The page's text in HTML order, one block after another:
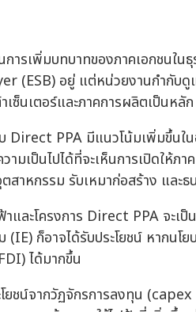
ารเพิ่มบทบาทของภาคเอกชนใน
(ESB) อยู่ แต่หน่วยงานกำกับดู
ซ็นเตอร์และภาคการผลิตเป็นหลัก
Direct PPA มีแนวโน้มเพิ่มขึ้นใ
ป็นไปได้ที่จะเห็นการเปิดให้ภา
าหกรรม รับเหมาก่อสร้าง และธ
และโครงการ Direct PPA จะเ
ก็อาจได้รับประโยชน์ หากนโ
ได้มากขึ้น
ชน์จากวัฏจักรการลงทุน